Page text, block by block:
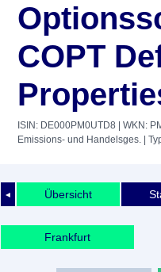
COPT
ISIN: DE000PM0UTD8 | WKN:
Emissions- und Handelsges. |
◄ Übersicht
Frankfurt